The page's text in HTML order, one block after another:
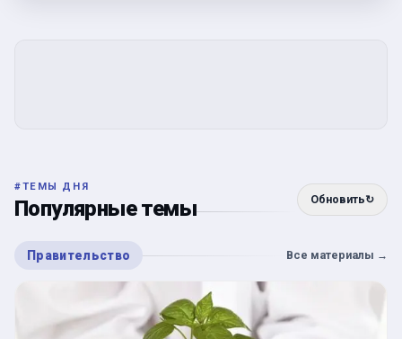
#ТЕМЫ ДНЯ
Популярные темы Обновить↻
Правительство Все материалы →